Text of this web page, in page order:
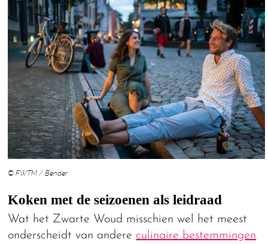
© FWTM / Bender
Koken met de seizoenen als leidraad
Wat het Zwarte Woud misschien wel het meest
onderscheidt van andere culinaire bestemmingen